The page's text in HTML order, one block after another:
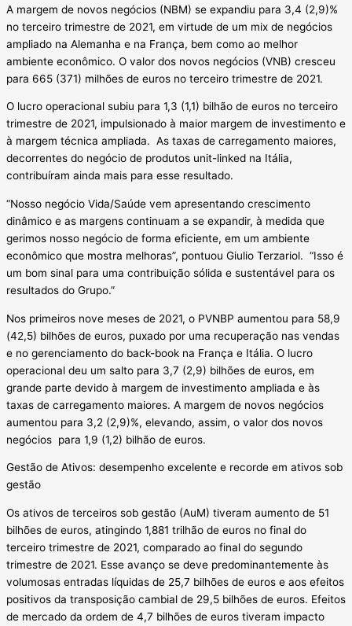
A margem de novos negócios (NBM) se expandiu para 3,4 (2,9)%
no terceiro trimestre de 2021, em virtude de um mix de negócios
ampliado na Alemanha e na França, bem como ao melhor
ambiente econômico. O valor dos novos negócios (VNB) cresceu
para 665 (371) milhões de euros no terceiro trimestre de 2021.
O lucro operacional subiu para 1,3 (1,1) bilhão de euros no terceiro
trimestre de 2021, impulsionado à maior margem de investimento e
à margem técnica ampliada. As taxas de carregamento maiores,
decorrentes do negócio de produtos unit-linked na Itália,
contribuíram ainda mais para esse resultado.
“Nosso negócio Vida/Saúde vem apresentando crescimento
dinâmico e as margens continuam a se expandir, à medida que
gerimos nosso negócio de forma eficiente, em um ambiente
econômico que mostra melhoras”, pontuou Giulio Terzariol. “Isso é
um bom sinal para uma contribuição sólida e sustentável para os
resultados do Grupo.”
Nos primeiros nove meses de 2021, o PVNBP aumentou para 58,9
(42,5) bilhões de euros, puxado por uma recuperação nas vendas
e no gerenciamento do back-book na França e Itália. O lucro
operacional deu um salto para 3,7 (2,9) bilhões de euros, em
grande parte devido à margem de investimento ampliada e às
taxas de carregamento maiores. A margem de novos negócios
aumentou para 3,2 (2,9)%, elevando, assim, o valor dos novos
negócios para 1,9 (1,2) bilhão de euros.
Gestão de Ativos: desempenho excelente e recorde em ativos sob
gestão
Os ativos de terceiros sob gestão (AuM) tiveram aumento de 51
bilhões de euros, atingindo 1,881 trilhão de euros no final do
terceiro trimestre de 2021, comparado ao final do segundo
trimestre de 2021. Esse avanço se deve predominantemente às
volumosas entradas líquidas de 25,7 bilhões de euros e aos efeitos
positivos da transposição cambial de 29,5 bilhões de euros. Efeitos
de mercado da ordem de 4,7 bilhões de euros tiveram impacto